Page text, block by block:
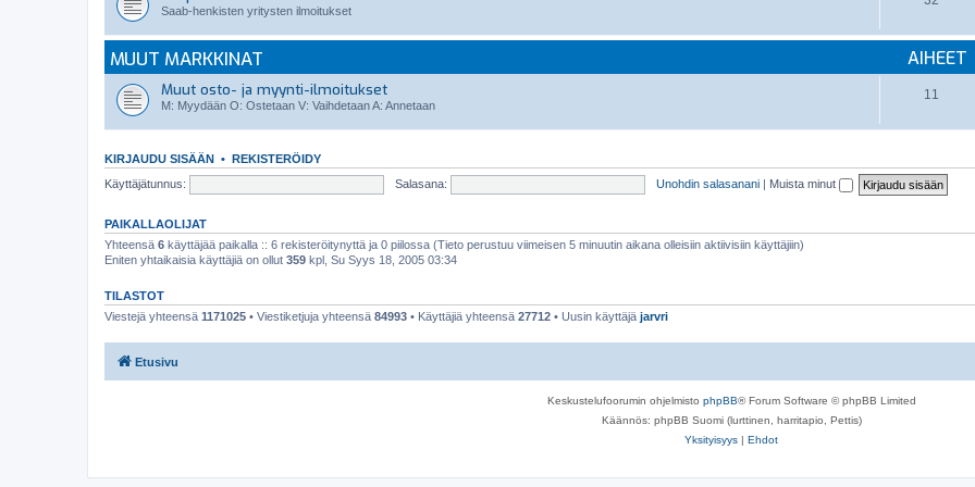
Saab-henkisten yritysten ilmoitukset
MUUT MARKKINAT AIHEET
Muut osto- ja myynti-ilmoitukset
M: Myydään O: Ostetaan V: Vaihdetaan A: Annetaan
11
KIRJAUDU SISÄÄN • REKISTERÖIDY
Käyttäjätunnus:
Salasana: Unohdin salasanani | Muista minut
PAIKALLAOLIJAT
Yhteensä 6 käyttäjää paikalla :: 6 rekisteröitynyttä ja 0 piilossa (Tieto perustuu viimeisen 5 minuutin aikana olleisiin aktiivisiin käyttäjiin)
Eniten yhtaikaisia käyttäjiä on ollut 359 kpl, Su Syys 18, 2005 03:34
TILASTOT
Viestejä yhteensä 1171025 • Viestiketjuja yhteensä 84993 • Käyttäjiä yhteensä 27712 • Uusin käyttäjä jarvri
Etusivu
Keskustelufoorumin ohjelmisto phpBB® Forum Software © phpBB Limited
Käännös: phpBB Suomi (lurttinen, harritapio, Pettis)
Yksityisyys | Ehdot